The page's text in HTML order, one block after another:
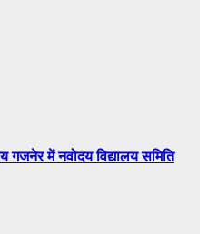
गजनेर में नवोदय विद्यालय समिति